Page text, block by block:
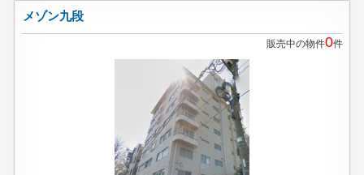
メゾン九段
販売中の物件0件